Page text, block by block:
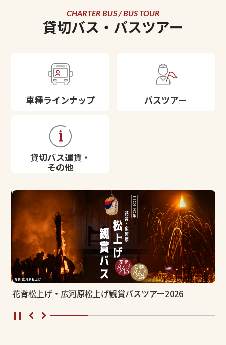
貸切バス・ バスツアー
CHARTER BUS /BUS TOUR
車種ラインナップ バスツアー
貸切バス運賃・
その他
花背松上げ・広河原松上げ観賞バスツアー2026